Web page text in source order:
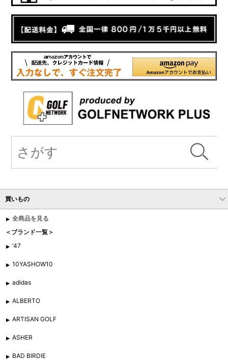
買いもの
全商品を見る
＜ブランド一覧＞
'47
10YASHOW10
adidas
ALBERTO
ARTISAN GOLF
ASHER
BAD BIRDIE